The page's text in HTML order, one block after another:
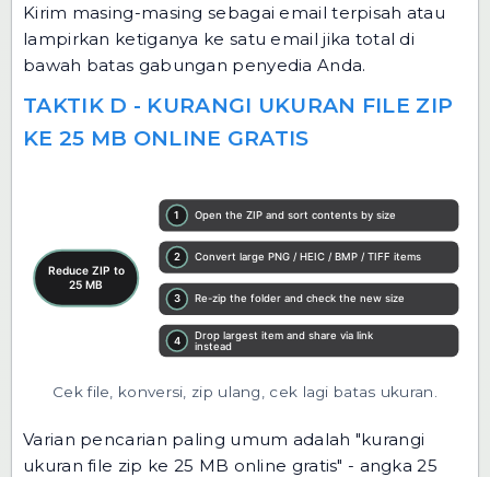
Kirim masing-masing sebagai email terpisah atau
lampirkan ketiganya ke satu email jika total di
bawah batas gabungan penyedia Anda.
TAKTIK D - KURANGI UKURAN FILE ZIP
KE 25 MB ONLINE GRATIS
Cek file, konversi, zip ulang, cek lagi batas ukuran.
Varian pencarian paling umum adalah "kurangi
ukuran file zip ke 25 MB online gratis" - angka 25